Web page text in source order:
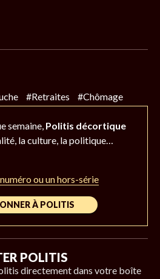
#Retraites #Chômage
semaine, Politis décortique
la culture, la politique…
ou un hors-série
À POLITIS
POLITIS
directement dans votre boîte